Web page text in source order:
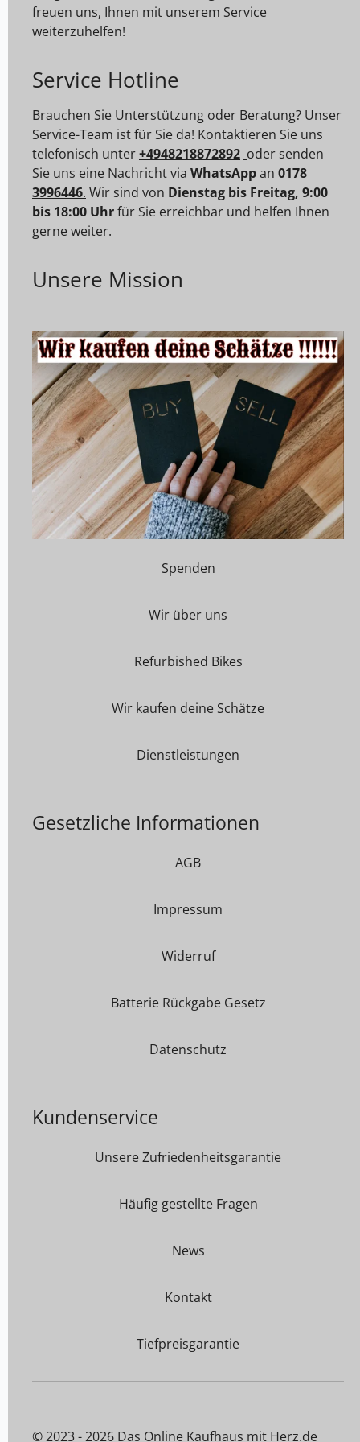
freuen uns, Ihnen mit unserem Service
weiterzuhelfen!
Service Hotline
Brauchen Sie Unterstützung oder Beratung? Unser
Service-Team ist für Sie da! Kontaktieren Sie uns
telefonisch unter+4948218872892 oder senden
Sie uns eine Nachricht via WhatsAppan 0178
3996446. Wir sind von Dienstag bis Freitag, 9:00
bis 18:00 Uhrfür Sie erreichbar und helfen Ihnen
gerne weiter.
Unsere Mission
Spenden
Wir über uns
Refurbished Bikes
Wir kaufen deine Schätze
Dienstleistungen
Gesetzliche Informationen
AGB
Impressum
Widerruf
Batterie Rückgabe Gesetz
Datenschutz
Kundenservice
Unsere Zufriedenheitsgarantie
Häufig gestellte Fragen
News
Kontakt
Tiefpreisgarantie
© 2023 - 2026 Das Online Kaufhaus mit Herz.de